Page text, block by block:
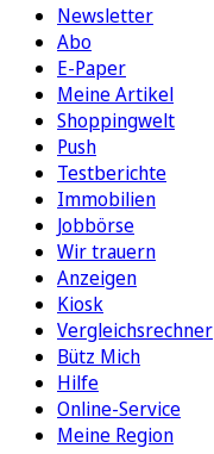
Newsletter
Abo
E-Paper
Meine Artikel
Shoppingwelt
Push
Testberichte
Immobilien
Jobbörse
Wir trauern
Anzeigen
Kiosk
Vergleichsrechner
Bütz Mich
Hilfe
Online-Service
Meine Region